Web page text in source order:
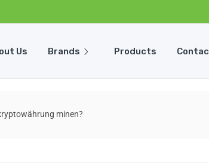
Us Brands Products
minen?